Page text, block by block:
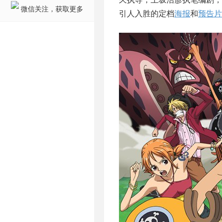
微信关注，获取更多
引人入胜的定档海报和预告片